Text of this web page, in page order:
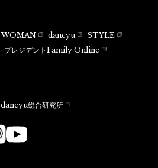
WOMAN dancyu
STYLE
プレジデントFamily Online
dancyu総合研究所